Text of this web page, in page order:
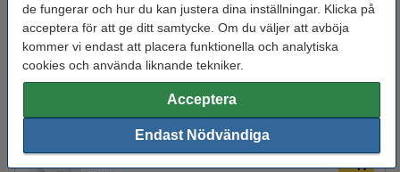
de fungerar och hur du kan justera dina inställningar. Klicka på
acceptera för att ge ditt samtycke. Om du väljer att avböja
kommer vi endast att placera funktionella och analytiska
cookies och använda liknande tekniker.
Acceptera
Endast Nödvändiga
Välj vårt paketerbjudande och spara pengar!
123ink RP-T100 kvittoskrivare + vita
kvittorullar 80x80x12mm (5st)
1 050 kr
Glöm inte att beställa!
Kvittorulle 80x80x12mm | thermo | 123ink | vit |
5st